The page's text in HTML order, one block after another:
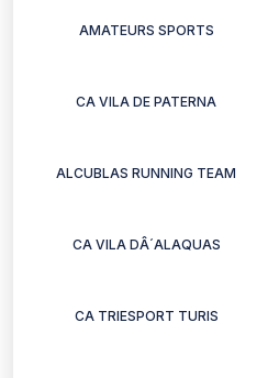
AMATEURS SPORTS
CA VILA DE PATERNA
ALCUBLAS RUNNING TEAM
CA VILA DÂ´ALAQUAS
CA TRIESPORT TURIS